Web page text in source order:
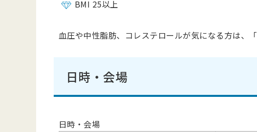
BMI 25以上
血圧や中性脂肪、コレステロールが気になる方は、「
日時・会場
日時・会場